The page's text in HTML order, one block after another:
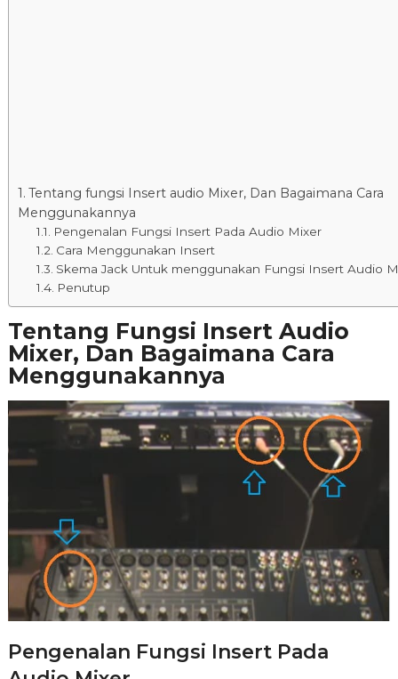
Tentang fungsi Insert audio Mixer, Dan Bagaimana Cara
Menggunakannya
Pengenalan Fungsi Insert Pada Audio Mixer
Cara Menggunakan Insert
Skema Jack Untuk menggunakan Fungsi Insert Audio
Penutup
Tentang Fungsi Insert Audio
Mixer, Dan Bagaimana Cara
Menggunakannya
Pengenalan Fungsi Insert Pada